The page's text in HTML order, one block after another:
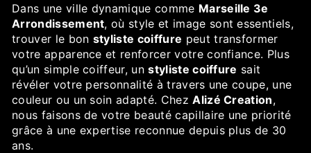
Dans une ville dynamique comme Marseille 3e
Arrondissement, où style et image sont essentiels,
trouver le bon styliste coiffure peut transformer
votre apparence et renforcer votre confiance. Plus
qu’un simple coiffeur, unstyliste coiffure sait
révéler votre personnalité à travers une coupe, une
couleur ou un soin adapté. ChezAlizé Creation,
nous faisons de votre beauté capillaire une priorité
grâce à une expertise reconnue depuis plus de 30
ans.